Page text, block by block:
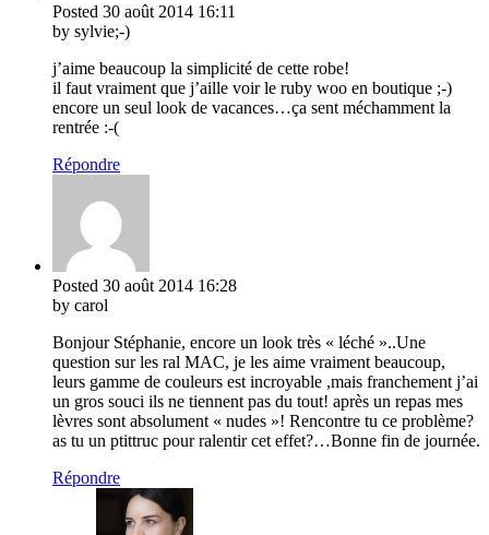
Posted 30 août 2014 16:11
by sylvie;-)
j’aime beaucoup la simplicité de cette robe!
il faut vraiment que j’aille voir le ruby woo en boutique ;-)
encore un seul look de vacances…ça sent méchamment la
rentrée :-(
Répondre
Posted 30 août 2014 16:28
by carol
Bonjour Stéphanie, encore un look très « léché »..Une
question sur les ral MAC, je les aime vraiment beaucoup,
leurs gamme de couleurs est incroyable ,mais franchement j’ai
un gros souci ils ne tiennent pas du tout! après un repas mes
lèvres sont absolument « nudes »! Rencontre tu ce problème?
as tu un ptittruc pour ralentir cet effet?…Bonne fin de journée.
Répondre